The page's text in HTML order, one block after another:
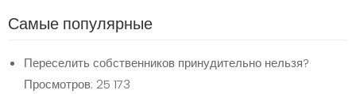
Самые популярные
Переселить собственников принудительно нельзя?
Просмотров: 25 173